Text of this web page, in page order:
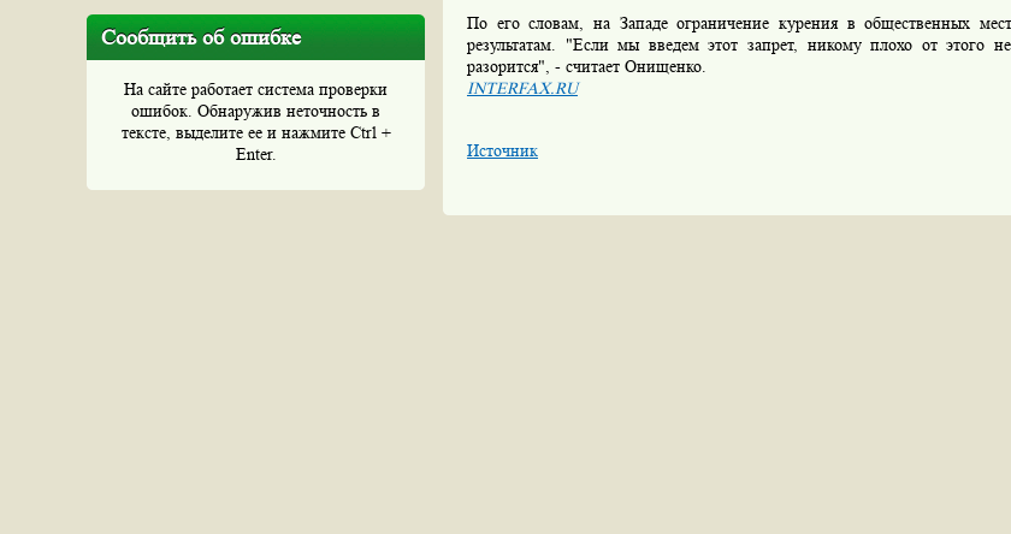
Сообщить об ошибке
На сайте работает система проверки
ошибок. Обнаружив неточность в
тексте, выделите ее и нажмите Ctrl +
Enter.
По его словам, на Западе ограничение курения в общественных
результатам. "Если мы введем этот запрет, никому плохо от этого
разорится", - считает Онищенко.
INTERFAX.RU
Источник